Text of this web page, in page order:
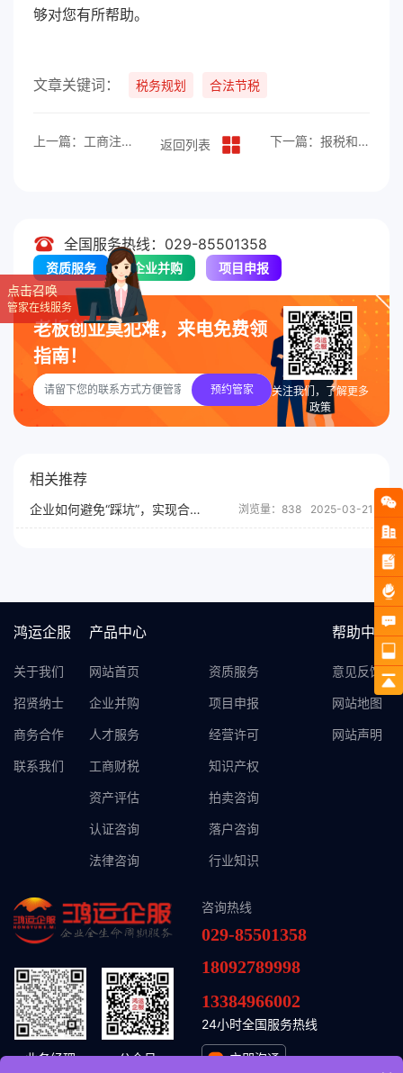
够对您有所帮助。
文章关键词： 税务规划 合法节税
上一篇：工商注册网络核名是什么？ 返回列表 下一篇：报税和做账哪个更重要？
全国服务热线：029-85501358
资质服务 企业并购 项目申报
老板创业莫犯难，来电免费领
指南！
预约管家
关注我们，了解更多
政策
相关推荐
企业如何避免“踩坑”，实现合法节税？ 浏览量：838 2025-03-21
点击召唤
管家在线服务
鸿运企服
关于我们
招贤纳士
商务合作
联系我们
产品中心
网站首页 资质服务
企业并购 项目申报
人才服务 经营许可
工商财税 知识产权
资产评估 拍卖咨询
认证咨询 落户咨询
法律咨询 行业知识
帮助中心
意见反馈
网站地图
网站声明
业务经理 公众号
咨询热线
029-85501358
18092789998
13384966002
24小时全国服务热线
立即沟通